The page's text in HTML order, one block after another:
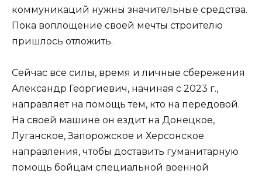
коммуникаций нужны значительные средства.
Пока воплощение своей мечты строителю
пришлось отложить.
Сейчас все силы, время и личные сбережения
Александр Георгиевич, начиная с 2023 г.,
направляет на помощь тем, кто на передовой.
На своей машине он ездит на Донецкое,
Луганское, Запорожское и Херсонское
направления, чтобы доставить гуманитарную
помощь бойцам специальной военной